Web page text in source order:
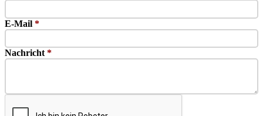
E-Mail *
Nachricht *